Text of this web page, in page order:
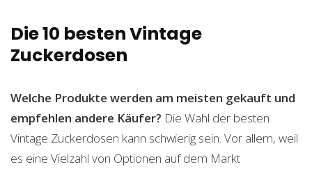
Die 10 besten Vintage
Zuckerdosen
Welche Produkte werden am meisten gekauft und
empfehlen andere Käufer? Die Wahl der besten
Vintage Zuckerdosen kann schwierig sein. Vor allem, weil
es eine Vielzahl von Optionen auf dem Markt